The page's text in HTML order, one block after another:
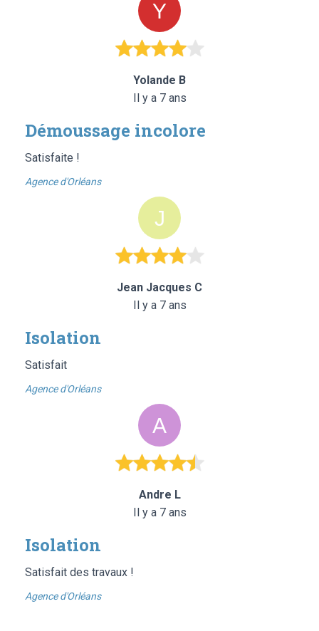
Yolande B
Il y a 7 ans
Démoussage incolore
Satisfaite !
Agence d'Orléans
Jean Jacques C
Il y a 7 ans
Isolation
Satisfait
Agence d'Orléans
Andre L
Il y a 7 ans
Isolation
Satisfait des travaux !
Agence d'Orléans